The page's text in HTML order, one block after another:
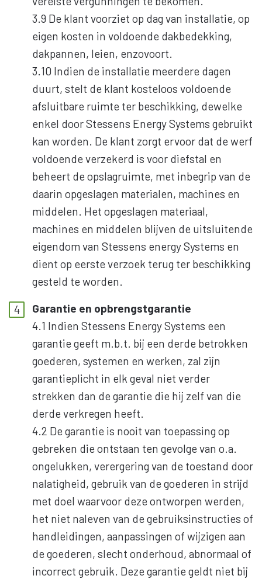
3.9 De klant voorziet op dag van installatie, op
eigen kosten in voldoende dakbedekking,
dakpannen, leien, enzovoort.
3.10 Indien de installatie meerdere dagen
duurt, stelt de klant kosteloos voldoende
afsluitbare ruimte ter beschikking, dewelke
enkel door Stessens Energy Systems gebruikt
kan worden. De klant zorgt ervoor dat de werf
voldoende verzekerd is voor diefstal en
beheert de opslagruimte, met inbegrip van de
daarin opgeslagen materialen, machines en
middelen. Het opgeslagen materiaal,
machines en middelen blijven de uitsluitende
eigendom van Stessens energy Systems en
dient op eerste verzoek terug ter beschikking
gesteld te worden.
Garantie en opbrengstgarantie
4.1 Indien Stessens Energy Systems een
garantie geeft m.b.t. bij een derde betrokken
goederen, systemen en werken, zal zijn
garantieplicht in elk geval niet verder
strekken dan de garantie die hij zelf van die
derde verkregen heeft.
4.2 De garantie is nooit van toepassing op
gebreken die ontstaan ten gevolge van o.a.
ongelukken, verergering van de toestand door
nalatigheid, gebruik van de goederen in strijd
met doel waarvoor deze ontworpen werden,
het niet naleven van de gebruiksinstructies of
handleidingen, aanpassingen of wijzigen aan
de goederen, slecht onderhoud, abnormaal of
incorrect gebruik. Deze garantie geldt niet bij